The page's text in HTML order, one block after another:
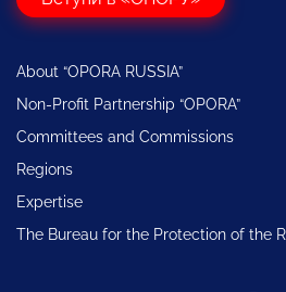
About “OPORA RUSSIA”
Non-Profit Partnership “OPORA”
Committees and Commissions
Regions
Expertise
The Bureau for the Protection of the